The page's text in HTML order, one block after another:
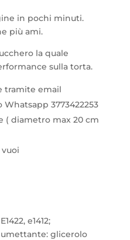
in pochi minuti.
più ami.
la quale
sulla torta.
tramite email
Whatsapp 3773422253
( diametro max 20 cm
e1412;
glicerolo